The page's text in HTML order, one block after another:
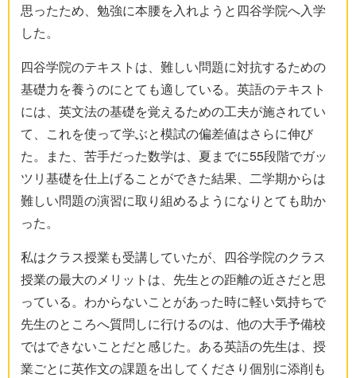
思ったため、勉強に本腰を入れようと四谷学院へ入学
した。
四谷学院のテキストは、難しい問題に対抗するための
基礎力を養うのにとても適している。英語のテキスト
には、英文法の基礎を覚えるための工夫が施されてい
て、これを使って学ぶと模試の偏差値はさらに伸び
た。また、苦手だった数学は、夏までに55段階でガッ
ツリ基礎を仕上げることができた結果、二学期からは
難しい問題の演習に取り組めるようになりとても助か
った。
私はクラス授業も受講していたが、四谷学院のクラス
授業の最大のメリットは、先生との距離の近さだと思
っている。わからないことがあった時に軽い気持ちで
先生のところへ質問しに行けるのは、他の大手予備校
ではできないことだと感じた。ある英語の先生は、授
業ごとに英作文の課題を出してくださり個別に添削も